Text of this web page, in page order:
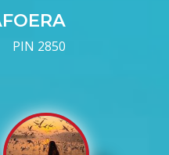
PIN 2850